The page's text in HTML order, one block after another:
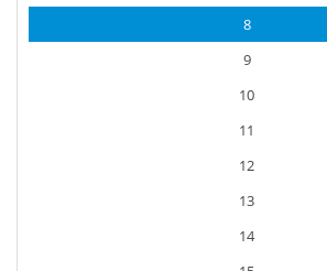
8
9
10
11
12
13
14